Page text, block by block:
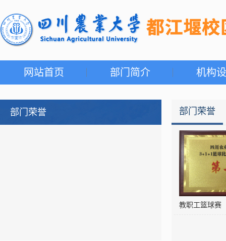
网站首页 部门简介 机构
部门荣誉 部门荣誉